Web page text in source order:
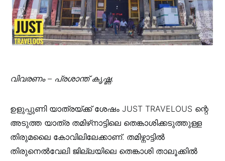
വിവരണം – പ്രശാന്ത് കൃഷ്ണ.
ഉളുപ്പുണി യാത്രയ്ക്ക് ശേഷം JUST TRAVELOUS ന്റെ
അടുത്ത യാത്ര തമിഴ്‌നാട്ടിലെ തെങ്കാശിക്കടുത്തുള്ള
തിരുമലൈ കോവിലിലേക്കാണ്. തമിഴ്നാട്ടിൽ
തിരുനെൽ‌വേലി ജില്ലയിലെ തെങ്കാശി താലൂക്കിൽ